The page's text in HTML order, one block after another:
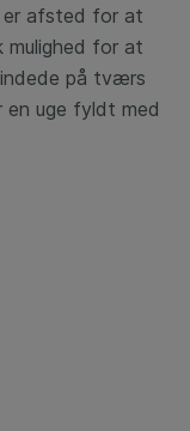
er afsted for at
mulighed for at
på tværs
en uge fyldt med